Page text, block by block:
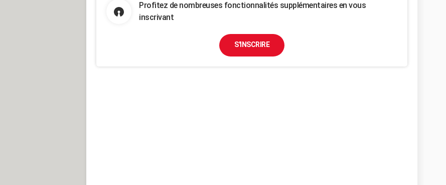
Profitez de nombreuses fonctionnalités supplémentaires en vous
inscrivant
S'INSCRIRE